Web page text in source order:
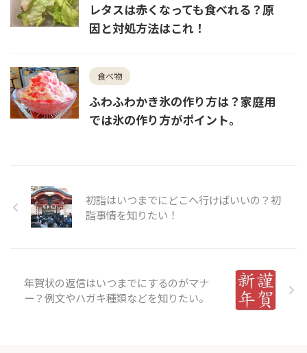
レタスは赤くなっても食べれる？原
因と対処方法はこれ！
食べ物
ふわふわかき氷の作り方は？家庭用
では氷の作り方がポイント。
初詣はいつまでにどこへ行けばいいの？初
詣事情を知りたい！
年賀状の返信はいつまでにするのがマナ
ー？例文やハガキ種類などを知りたい。